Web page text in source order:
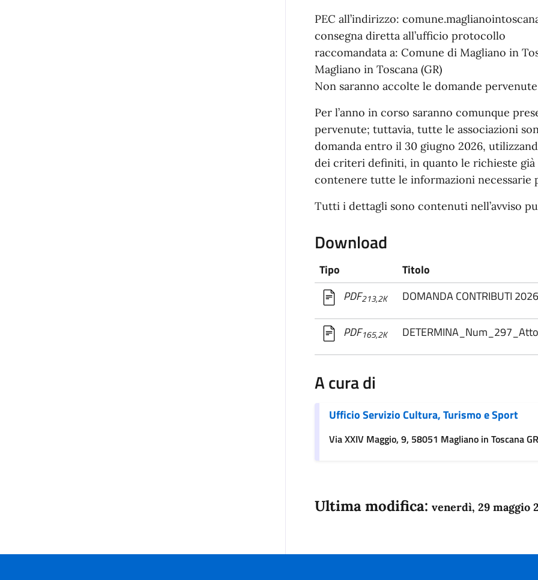
PEC all’indirizzo:
consegna diretta all’ufficio protocollo
raccomandata a: Comune di Magliano in
Magliano in Toscana (GR)
Non saranno accolte le domande
Per l’anno in corso saranno comunque
pervenute; tuttavia, tutte le associazioni
domanda entro il 30 giugno 2026,
dei criteri definiti, in quanto le richieste
contenere tutte le informazioni necessarie
Tutti i dettagli sono contenuti nell’avviso
Download
Tipo
Titolo
PDF213,2K DOMANDA CONTRIBUTI 2026
PDF165,2K
A cura di
Ufficio Servizio Cultura, Turismo e Sport
Via XXIV Maggio, 9, 58051 Magliano in Toscana GR
Ultima modifica: venerdì, 29 maggio